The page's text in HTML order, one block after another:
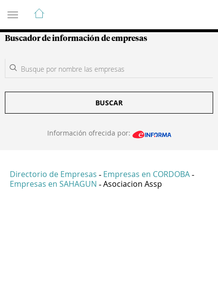
Guía de Empresas Colombianas
Buscador de información de empresas
BUSCAR
Información ofrecida por:
Directorio de Empresas - Empresas en CORDOBA -
Empresas en SAHAGUN - Asociacion Assp